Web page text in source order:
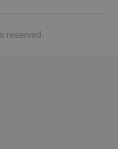
reserved.